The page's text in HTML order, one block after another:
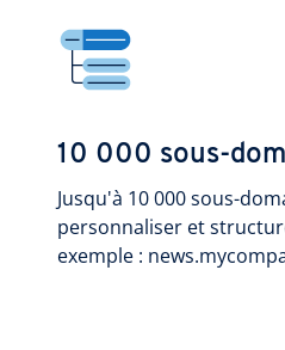
10 000 sous-
Jusqu'à 10 000 sous-
personnaliser et
exemple :